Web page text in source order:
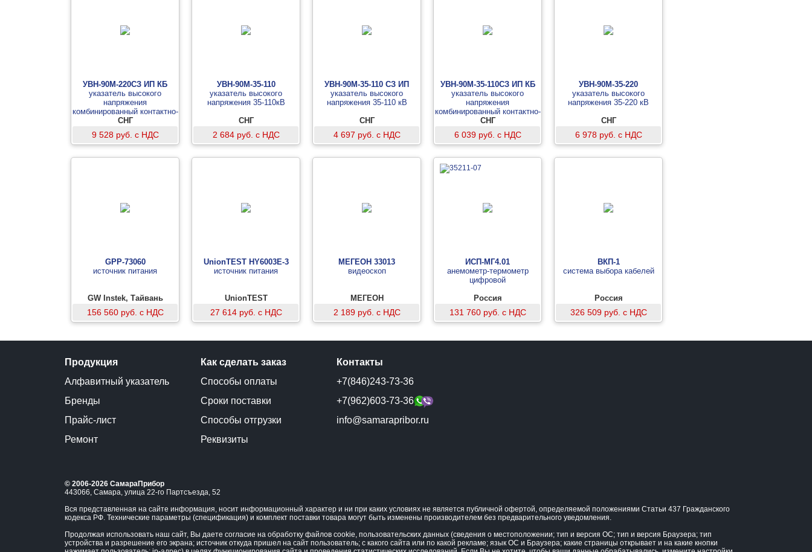
УВН-90М-220СЗ ИП КБ
указатель высокого
напряжения
комбинированный контактно-
бесконтактный 220 кВ
СНГ
9 528 руб. с НДС
УВН-90М-35-110
указатель высокого
напряжения 35-110кВ
СНГ
2 684 руб. с НДС
УВН-90М-35-110 СЗ ИП
указатель высокого
напряжения 35-110 кВ
СНГ
4 697 руб. с НДС
УВН-90М-35-110СЗ ИП КБ
указатель высокого
напряжения
комбинированный контактно-
бесконтактный 35-110 кВ
СНГ
6 039 руб. с НДС
УВН-90М-35-220
указатель высокого
напряжения 35-220 кВ
СНГ
6 978 руб. с НДС
GPP-73060
источник питания
GW Instek, Тайвань
156 560 руб. с НДС
UnionTEST HY6003E-3
источник питания
UnionTEST
27 614 руб. с НДС
МЕГЕОН 33013
видеоскоп
МЕГЕОН
2 189 руб. с НДС
ИСП-МГ4.01
анемометр-термометр
цифровой
Россия
131 760 руб. с НДС
ВКП-1
система выбора кабелей
Россия
326 509 руб. с НДС
Продукция
Алфавитный указатель
Бренды
Прайс-лист
Ремонт
Как сделать заказ
Способы оплаты
Сроки поставки
Способы отгрузки
Реквизиты
Контакты
+7(846)243-73-36
+7(962)603-73-36
info@samarapribor.ru
© 2006-2026 СамараПрибор
443066, Самара, улица 22-го Партсъезда, 52
Вся представленная на сайте информация, носит информационный характер и ни при каких условиях не является публичной офертой, определяемой положениями Статьи 437 Гражданского
кодекса РФ. Технические параметры (спецификация) и комплект поставки товара могут быть изменены производителем без предварительного уведомления.
Продолжая использовать наш сайт, Вы даете согласие на обработку файлов cookie, пользовательских данных (сведения о местоположении; тип и версия ОС; тип и версия Браузера; тип
устройства и разрешение его экрана; источник откуда пришел на сайт пользователь; с какого сайта или по какой рекламе; язык ОС и Браузера; какие страницы открывает и на какие кнопки